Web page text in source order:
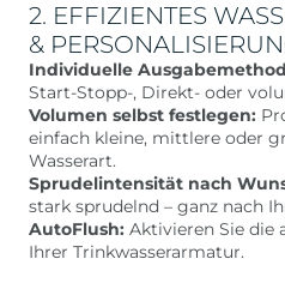
2. EFFIZIENTES
&
Individuelle
Start-Stopp-, Direkt- oder
Volumen selbst festlegen:
einfach kleine, mittlere oder
Wasserart.
Sprudelintensität nach
stark sprudelnd – ganz nach
AutoFlush: Aktivieren Sie die
Ihrer Trinkwasserarmatur.